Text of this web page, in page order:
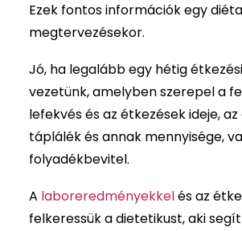
Ezek fontos információk egy diéta
megtervezésekor.
Jó, ha legalább egy hétig
vezetünk, amelyben szerepel a
lefekvés és az étkezések ideje,
táplálék és annak mennyisége,
folyadékbevitel.
A laboreredményekkelés az
felkeressük a dietetikust, aki